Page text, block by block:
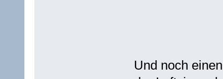
Und noch